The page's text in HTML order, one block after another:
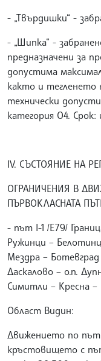
- „Твърдишки“ -
- „Шипка“ -
предназначени за
допустима
както и тегленето
технически
категория О4. Срок:
IV. СЪСТОЯНИЕ НА
ОГРАНИЧЕНИЯ В
ПЪРВОКЛАСНАТА
- път I-1 /Е79/
Ружинци –
Мездра –
Даскалово – о.п.
Симитли – Кресна –
Област Видин:
Движението по
кръстовището с